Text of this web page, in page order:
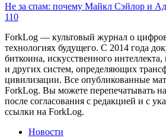
Не за спам: почему Майкл Сэйлор и
110
ForkLog — культовый журнал о
технологиях будущего. С 2014 года
биткоина, искусственного
и других систем, определяющих
цивилизации. Все опубликованные
ForkLog. Вы можете перепечатывать
после согласования с редакцией и с
ссылки на ForkLog.
Новости